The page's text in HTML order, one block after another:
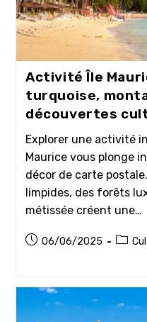
Activité Île
turquoise,
découvertes
Explorer une activité
Maurice vous plonge
décor de carte
limpides, des forêts
métissée créent une…
Publication
06/06/2025
Post